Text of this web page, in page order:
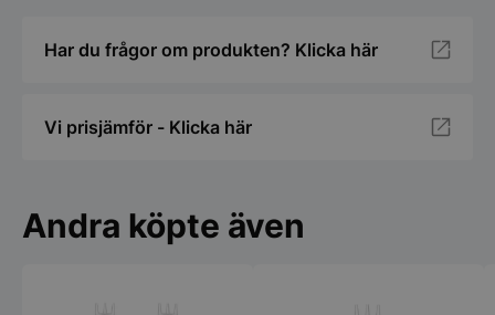
Har du frågor om produkten? Klicka här
Vi prisjämför - Klicka här
Andra köpte även